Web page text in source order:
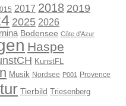
2017 2018 2019
2025 2026
Bodensee Côte d’Azur
Haspe
KunstFL
Musik Nordsee P001 Provence
Tierbild Triesenberg